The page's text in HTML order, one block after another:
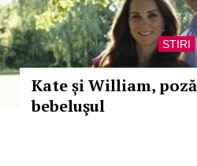
STIRI
Kate și William,
bebeluşul